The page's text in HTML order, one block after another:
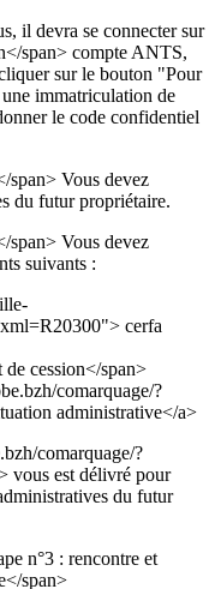
il devra se connecter sur
span> compte ANTS,
sur le bouton "Pour
immatriculation de
le code confidentiel
span> Vous devez
du futur propriétaire.
span> Vous devez
suivants :
cerfa
cession</span>
comarquage/?
administrative</a>
comarquage/?
vous est délivré pour
du futur
n°3 : rencontre et
span>